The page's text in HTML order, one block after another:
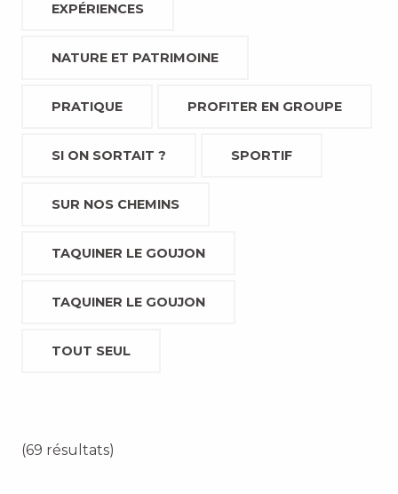
EXPÉRIENCES
NATURE ET PATRIMOINE
PRATIQUE PROFITER EN GROUPE
SI ON SORTAIT ? SPORTIF
SUR NOS CHEMINS
TAQUINER LE GOUJON
TAQUINER LE GOUJON
TOUT SEUL
(69 résultats)